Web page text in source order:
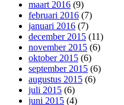
maart 2016 (9)
februari 2016 (7)
januari 2016 (7)
december 2015 (11)
november 2015 (6)
oktober 2015 (6)
september 2015 (6)
augustus 2015 (6)
juli 2015 (6)
juni 2015 (4)